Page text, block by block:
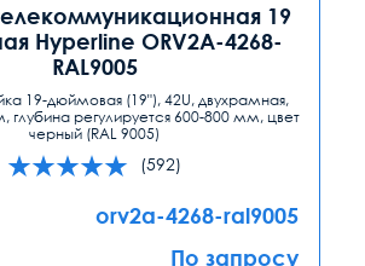
19
Hyperline ORV2A-4268-
RAL9005
19-дюймовая (19"), 42U, двухрамная,
регулируется 600-800 мм, цвет
черный (RAL 9005)
(592)
orv2a-4268-ral9005
По запросу